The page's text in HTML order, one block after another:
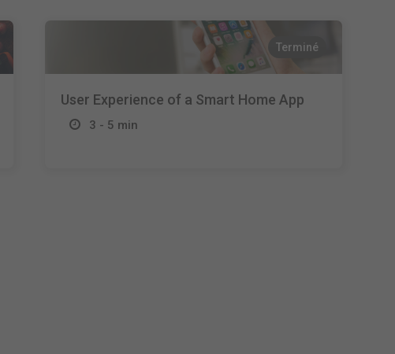
Terminé
User Experience of a Smart Home App
3 - 5 min